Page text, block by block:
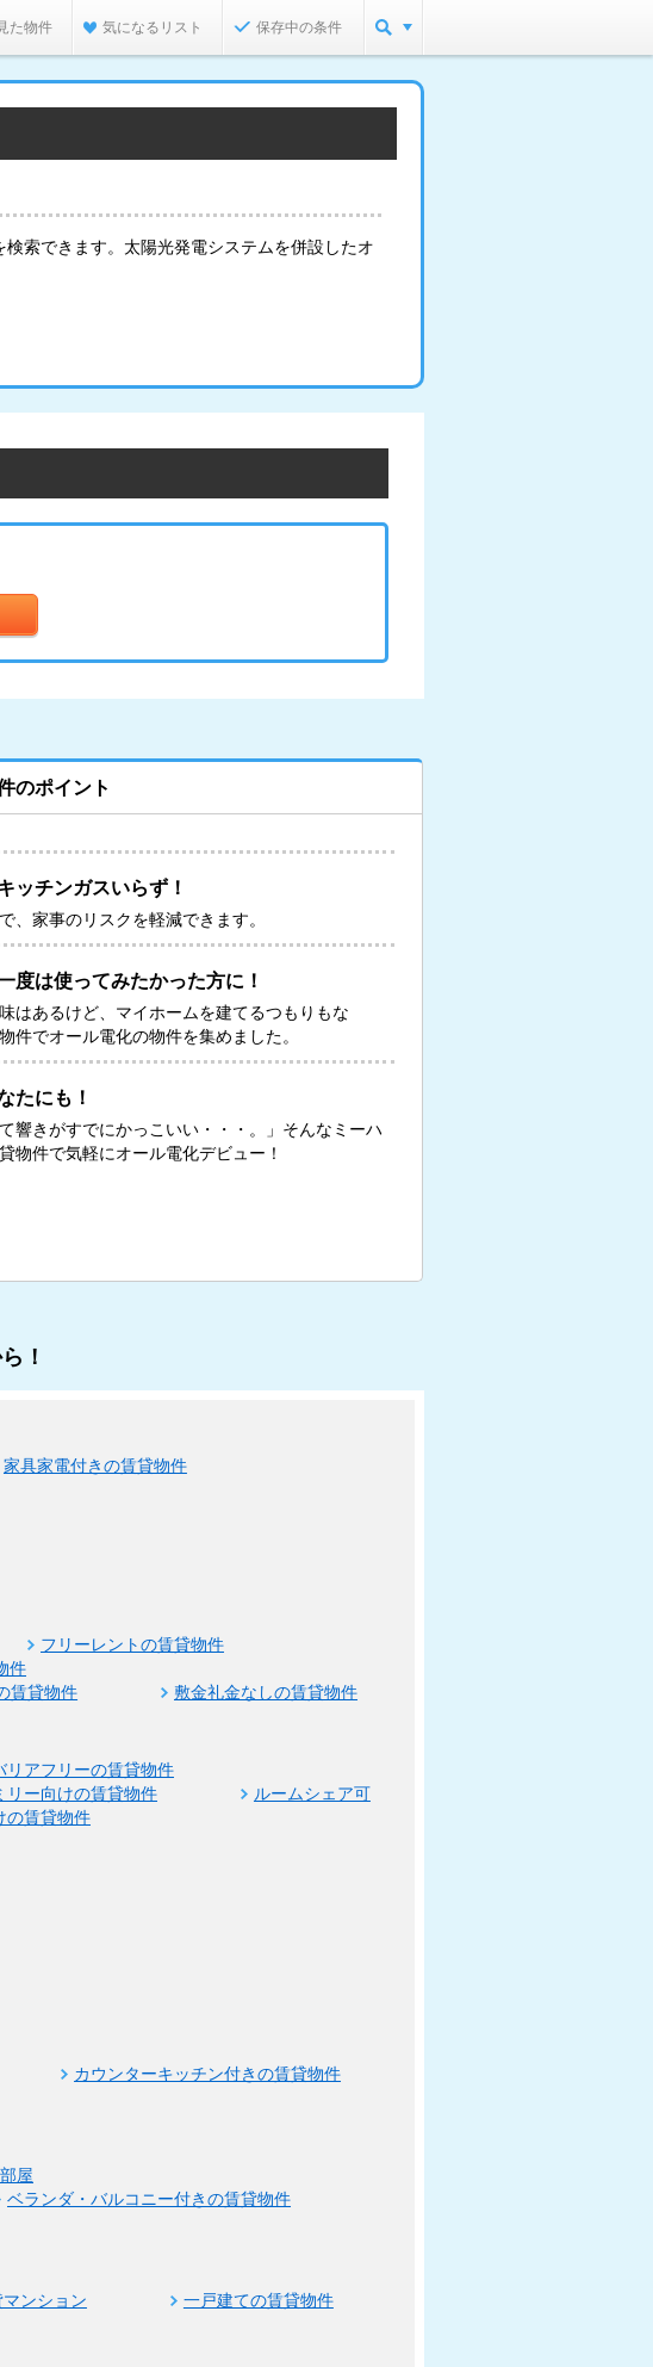
た物件 気になるリスト 保存中の条件
索できます。太陽光発電システムを併設したオ
のポイント
ッチンガスいらず！
、家事のリスクを軽減できます。
度は使ってみたかった方に！
はあるけど、マイホームを建てるつもりもな
件でオール電化の物件を集めました。
たにも！
て響きがすでにかっこいい・・・。」そんなミーハ
物件で気軽にオール電化デビュー！
！
家具家電付きの賃貸物件
フリーレントの賃貸物件
件
賃貸物件 敷金礼金なしの賃貸物件
リアフリーの賃貸物件
リー向けの賃貸物件
ルームシェア可
の賃貸物件
カウンターキッチン付きの賃貸物件
屋
ベランダ・バルコニー付きの賃貸物件
ンション
一戸建ての賃貸物件